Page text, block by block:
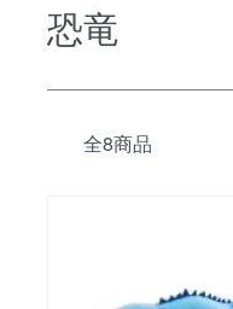
恐竜
全8商品